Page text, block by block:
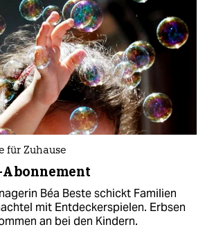
für Zuhause
Abonnement
Béa Beste schickt Familien
mit Entdeckerspielen. Erbsen
an bei den Kindern.